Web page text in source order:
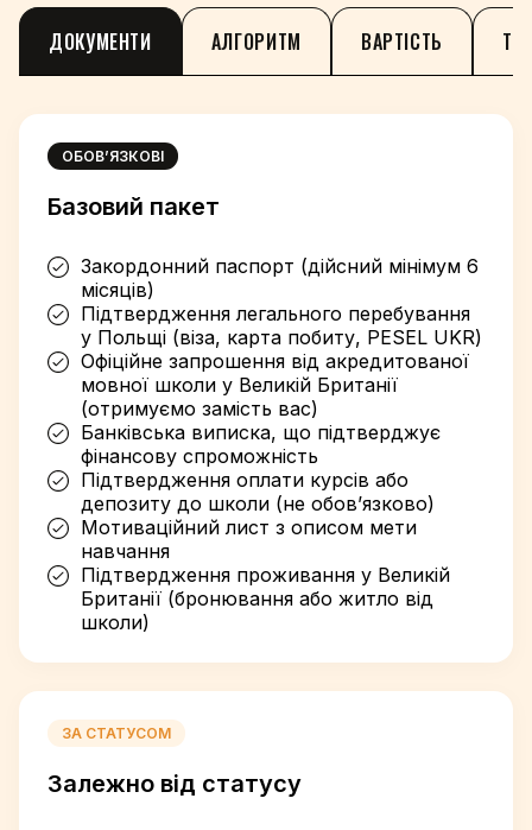
ДОКУМЕНТИ АЛГОРИТМ ВАРТІСТЬ
ОБОВʼЯЗКОВІ
Базовий пакет
Закордонний паспорт (дійсний мінімум 6
місяців)
Підтвердження легального перебування
у Польщі (віза, карта побиту, PESEL UKR)
Офіційне запрошення від акредитованої
мовної школи у Великій Британії
(отримуємо замість вас)
Банківська виписка, що підтверджує
фінансову спроможність
Підтвердження оплати курсів або
депозиту до школи (не обов’язково)
Мотиваційний лист з описом мети
навчання
Підтвердження проживання у Великій
Британії (бронювання або житло від
школи)
ЗА СТАТУСОМ
Залежно від статусу